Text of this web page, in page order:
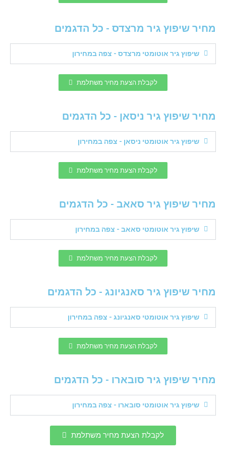
מחיר שיפוץ גיר מרצדס - כל הדגמים
שיפוץ גיר אוטומטי מרצדס - צפה במחירון
לקבלת הצעת מחיר משתלמת
מחיר שיפוץ גיר ניסאן - כל הדגמים
שיפוץ גיר אוטומטי ניסאן - צפה במחירון
לקבלת הצעת מחיר משתלמת
מחיר שיפוץ גיר סאאב - כל הדגמים
שיפוץ גיר אוטומטי סאאב - צפה במחירון
לקבלת הצעת מחיר משתלמת
מחיר שיפוץ גיר סאנגיונג - כל הדגמים
שיפוץ גיר אוטומטי סאנגיונג - צפה במחירון
לקבלת הצעת מחיר משתלמת
מחיר שיפוץ גיר סובארו - כל הדגמים
שיפוץ גיר אוטומטי סובארו - צפה במחירון
לקבלת הצעת מחיר משתלמת